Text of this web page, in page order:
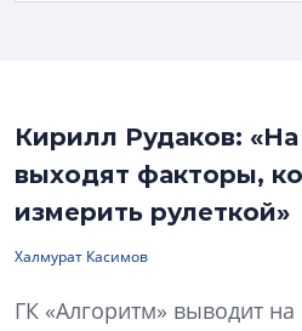
Кирилл Рудаков:
выходят факторы,
измерить рулеткой»
Халмурат Касимов
ГК «Алгоритм» выводит